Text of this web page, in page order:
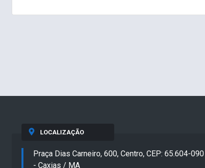
LOCALIZAÇÃO
Praça Dias Carneiro, 600, Centro, CEP: 65.604-090
- Caxias / MA